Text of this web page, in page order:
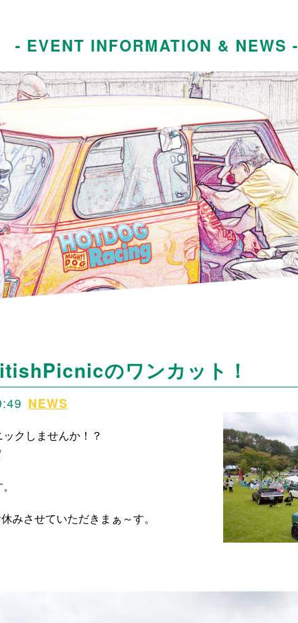
- EVENT INFORMATION & NEWS -
のワンカット！
NEWS
クしませんか！？
みさせていただきまぁ～す。